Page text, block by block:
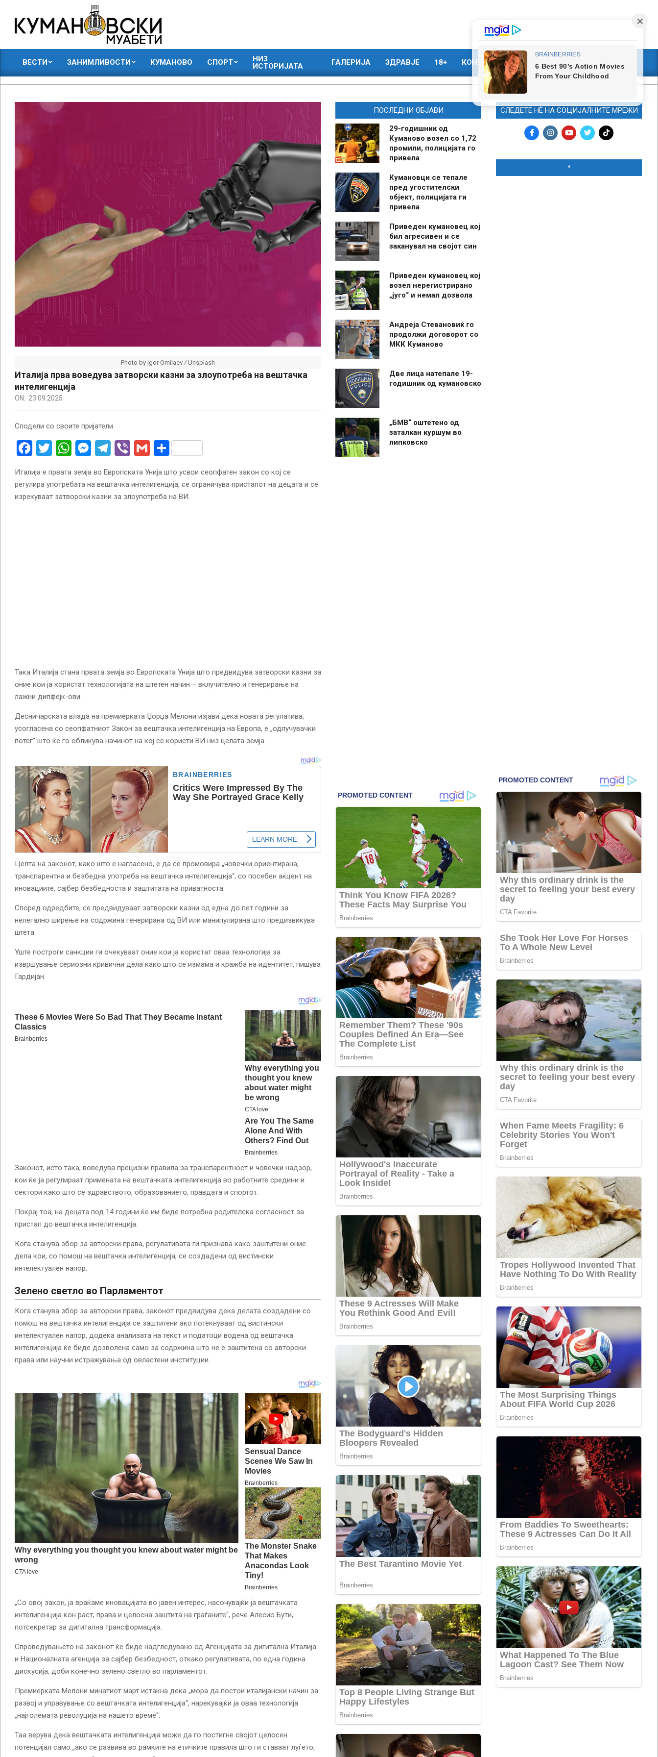
content
КУМАНОВСКИ
МУАБЕТИ
ВЕСТИ ЗАНИМЛИВОСТИ КУМАНОВО СПОРТ
НИЗ
ИСТОРИЈАТА
ГАЛЕРИЈА ЗДРАВЈЕ 18+ КОНТАКТ МАРКЕТИНГ
Photo by Igor Omilaev / Unsplash
Италија прва воведува затворски казни за злоупотреба на вештачка
интелигенција
ON: 23.09.2025
Сподели со своите пријатели
Facebook
Twitter
WhatsApp
Messenger
Telegram
ViberGmailShare
Италија е првата земја во Европската Унија што усвои сеопфатен закон со кој се
регулира употребата на вештачка интелигенција, се ограничува пристапот на децата и се
изрекуваат затворски казни за злоупотреба на ВИ.
Така Италија стана првата земја во Европската Унија што предвидува затворски казни за
оние кои ја користат технологијата на штетен начин – вклучително и генерирање на
лажни дипфејк-ови.
Десничарската влада на премиерката Џорџа Мелони изјави дека новата регулатива,
усогласена со сеопфатниот Закон за вештачка интелигенција на Европа, е „одлучувачки
потег“ што ќе го обликува начинот на кој се користи ВИ низ целата земја.
Целта на законот, како што е нагласено, е да се промовира „човечки ориентирана,
транспарентна и безбедна употреба на вештачка интелигенција“, со посебен акцент на
иновациите, сајбер безбедноста и заштитата на приватноста.
Според одредбите, се предвидуваат затворски казни од една до пет години за
нелегално ширење на содржина генерирана од ВИ или манипулирана што предизвикува
штета.
Уште построги санкции ги очекуваат оние кои ја користат оваа технологија за
извршување сериозни кривични дела како што се измама и кражба на идентитет, пишува
Гардијан.
Законот, исто така, воведува прецизни правила за транспарентност и човечки надзор,
кои ќе ја регулираат примената на вештачката интелигенција во работните средини и
сектори како што се здравството, образованието, правдата и спортот.
Покрај тоа, на децата под 14 години ќе им биде потребна родителска согласност за
пристап до вештачка интелигенција.
Кога станува збор за авторски права, регулативата ги признава како заштитени оние
дела кои, со помош на вештачка интелигенција, се создадени од вистински
интелектуален напор.
Зелено светло во Парламентот
Кога станува збор за авторски права, законот предвидува дека делата создадени со
помош на вештачка интелигенција се заштитени ако потекнуваат од вистински
интелектуален напор, додека анализата на текст и податоци водена од вештачка
интелигенција ќе биде дозволена само за содржина што не е заштитена со авторски
права или научни истражувања од овластени институции.
„Со овој закон, ја враќаме иновацијата во јавен интерес, насочувајќи ја вештачката
интелигенција кон раст, права и целосна заштита на граѓаните“, рече Алесио Бути,
потсекретар за дигитална трансформација.
Спроведувањето на законот ќе биде надгледувано од Агенцијата за дигитална Италија
и Националната агенција за сајбер безбедност, откако регулативата, по една година
дискусија, доби конечно зелено светло во парламентот.
Премиерката Мелони минатиот март истакна дека „мора да постои италијански начин за
развој и управување со вештачката интелигенција“, нарекувајќи ја оваа технологија
„најголемата револуција на нашето време“.
Таа верува дека вештачката интелигенција може да го постигне својот целосен
потенцијал само „ако се развива во рамките на етичките правила што ги ставаат луѓето,
ПОСЛЕДНИ ОБЈАВИ
29-годишник од
Куманово возел со 1,72
промили, полицијата го
привела
Кумановци се тепале
пред угостителски
објект, полицијата ги
привела
Приведен кумановец кој
бил агресивен и се
заканувал на својот син
Приведен кумановец кој
возел нерегистрирано
„југо“ и немал дозвола
Андреја Стевановиќ го
продолжи договорот со
МКК Куманово
Две лица натепале 19-
годишник од кумановско
„БМВ“ оштетено од
заталкан куршум во
липковско
СЛЕДЕТЕ НЀ НА СОЦИЈАЛНИТЕ МРЕЖИ
*